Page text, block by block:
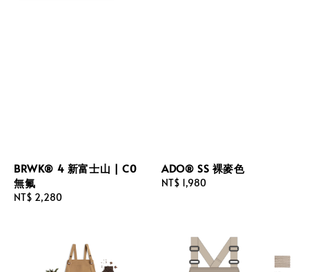
BRWK® 4 新富士山 | C0
無氟
Regular
NT$ 2,280
ADO® SS 裸麥色
Regular
NT$ 1,980